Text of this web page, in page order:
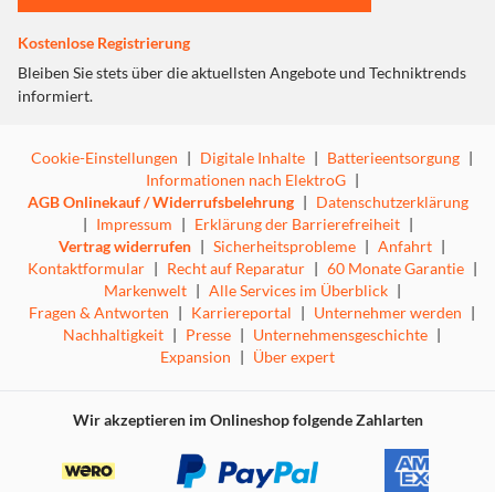
Modelle ab der 12. Generation. Das Ladegerät dockt
iPhone Modelle an und hält diese auf der idealen
Ladeposition. Das Platzieren mit Hilfe von Magneten
garantiert effizientes Laden ohne Abbrüche beim
Positionierung auf der Ladefläche. Die dadurch
gewährleistete Ausrichtung ermöglicht eine Leistung von
15 Watt. Für die optimale Ladeleistung wird ein 20W USB-
C Power Adapter empfohlen (nicht im Lieferumfang
enthalten). Mit dem integrierten Ständer haben Sie immer
den optimalen Blick auf das Display. Den Neigungswinkel
stellen Sie einfach individuell ein. Mit nur einem
Handgriff bringen Sie so Ihr Gerät in die gewünschte
Position.
Kostenlose Registrierung
Bleiben Sie stets über die aktuellsten Angebote und Techniktrends
informiert.
Cookie-Einstellungen | Digitale Inhalte | Batterieentsorgung |
Informationen nach ElektroG |
AGB Onlinekauf / Widerrufsbelehrung | Datenschutzerklärung
| Impressum | Erklärung der Barrierefreiheit |
Vertrag widerrufen | Sicherheitsprobleme | Anfahrt |
Kontaktformular | Recht auf Reparatur | 60 Monate Garantie |
Markenwelt | Alle Services im Überblick |
Fragen & Antworten | Karriereportal | Unternehmer werden |
Nachhaltigkeit | Presse | Unternehmensgeschichte |
Expansion | Über expert
Wir akzeptieren im Onlineshop folgende Zahlarten